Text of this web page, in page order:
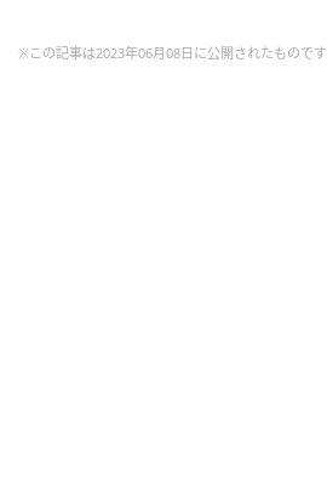
※この記事は2023年06月08日に公開されたものです